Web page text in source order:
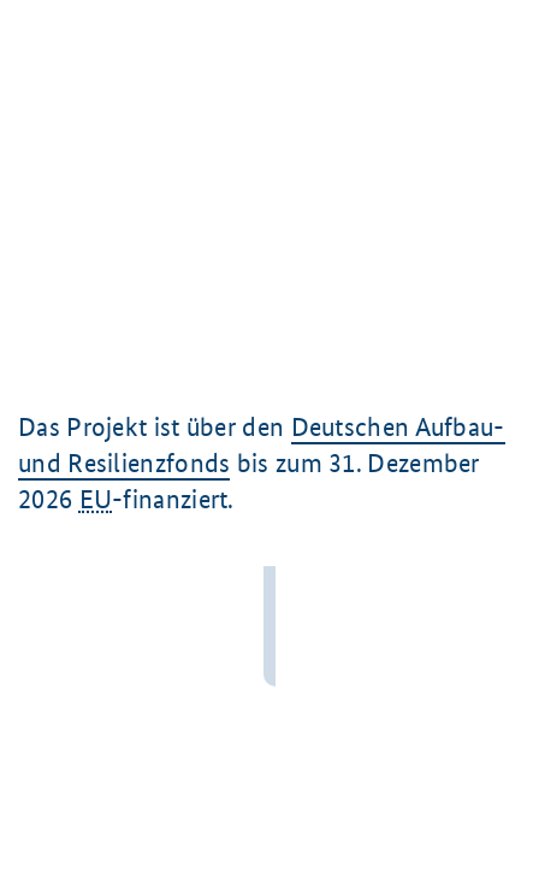
Das Projekt ist über den Deutschen Aufbau-
und Resilienzfonds bis zum 31. Dezember
2026 EU-finanziert.